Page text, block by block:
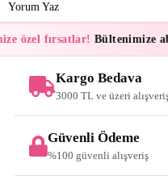
Yorum Yaz
özel fırsatlar!Bültenimize
Kargo Bedava
3000 TL ve üzeri
Güvenli Ödeme
%100 güvenli alışveriş